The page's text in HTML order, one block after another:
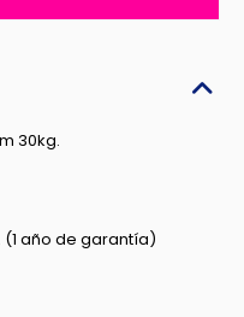
30kg.
año de garantía)